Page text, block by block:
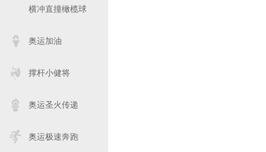
横冲直撞橄榄球
奥运加油
撑杆小健将
奥运圣火传递
奥运极速奔跑